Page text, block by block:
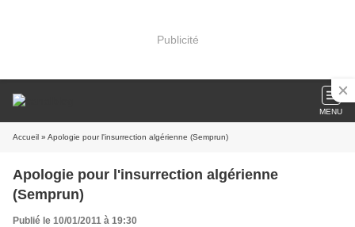
Publicité
MENU
Accueil » Apologie pour l'insurrection algérienne (Semprun)
Apologie pour l'insurrection algérienne
(Semprun)
Publié le 10/01/2011 à 19:30